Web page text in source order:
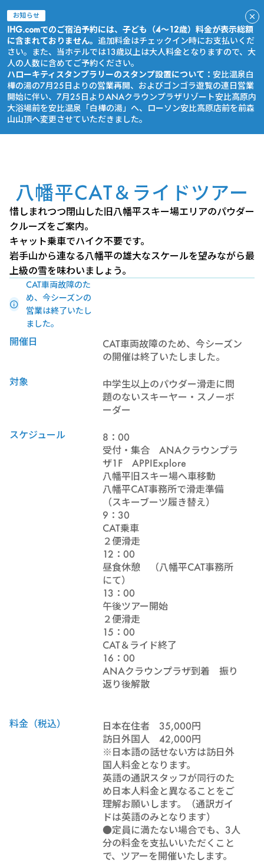
お知らせ
IHG.comでのご宿泊予約には、子ども（4～12歳）料金が表示総額
に含まれておりません。 追加料金はチェックイン時にお支払いくだ
さい。また、当ホテルでは13歳以上は大人料金となりますので、大
人の人数に含めてご予約ください。
ハローキティスタンプラリーのスタンプ設置について： 安比温泉白
樺の湯の7月25日よりの営業再開、およびゴンゴラ遊覧の連日営業
開始に伴い、7月25日よりANAクラウンプラザリゾート安比高原内
大浴場前を安比温泉「白樺の湯」へ、ローソン安比高原店前を前森
山山頂へ変更させていただきました。
八幡平CAT＆ライドツアー
惜しまれつつ閉山した旧八幡平スキー場エリアのパウダー
クルーズをご案内。
キャット乗車でハイク不要です。
岩手山から連なる八幡平の雄大なスケールを望みながら最
上級の雪を味わいましょう。
CAT車両故障のた
め、今シーズンの
営業は終了いたし
ました。
開催日
CAT車両故障のため、今シーズン
の開催は終了いたしました。
対象
中学生以上のパウダー滑走に問
題のないスキーヤー・スノーボ
ーダー
スケジュール
8：00
受付・集合 ANAクラウンプラ
ザ1F APPIExplore
八幡平旧スキー場へ車移動
八幡平CAT事務所で滑走準備
（スキーブーツ履き替え）
9：30
CAT乗車
２便滑走
12：00
昼食休憩 （八幡平CAT事務所
にて）
13：00
午後ツアー開始
２便滑走
15：00
CAT＆ライド終了
16：00
ANAクラウンプラザ到着 振り
返り後解散
料金（税込）
日本在住者 35,000円
訪日外国人 42,000円
※日本語の話せない方は訪日外
国人料金となります。
英語の通訳スタッフが同行のた
め日本人料金と異なることをご
理解お願いします。（通訳ガイ
ドは英語のみとなります）
●定員に満たない場合でも、3人
分の料金を支払いいただくこと
で、ツアーを開催いたします。